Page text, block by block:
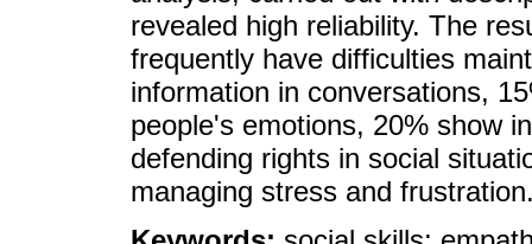
revealed high reliability. The
frequently have difficulties
information in conversations,
people's emotions, 20% show
defending rights in social
managing stress and